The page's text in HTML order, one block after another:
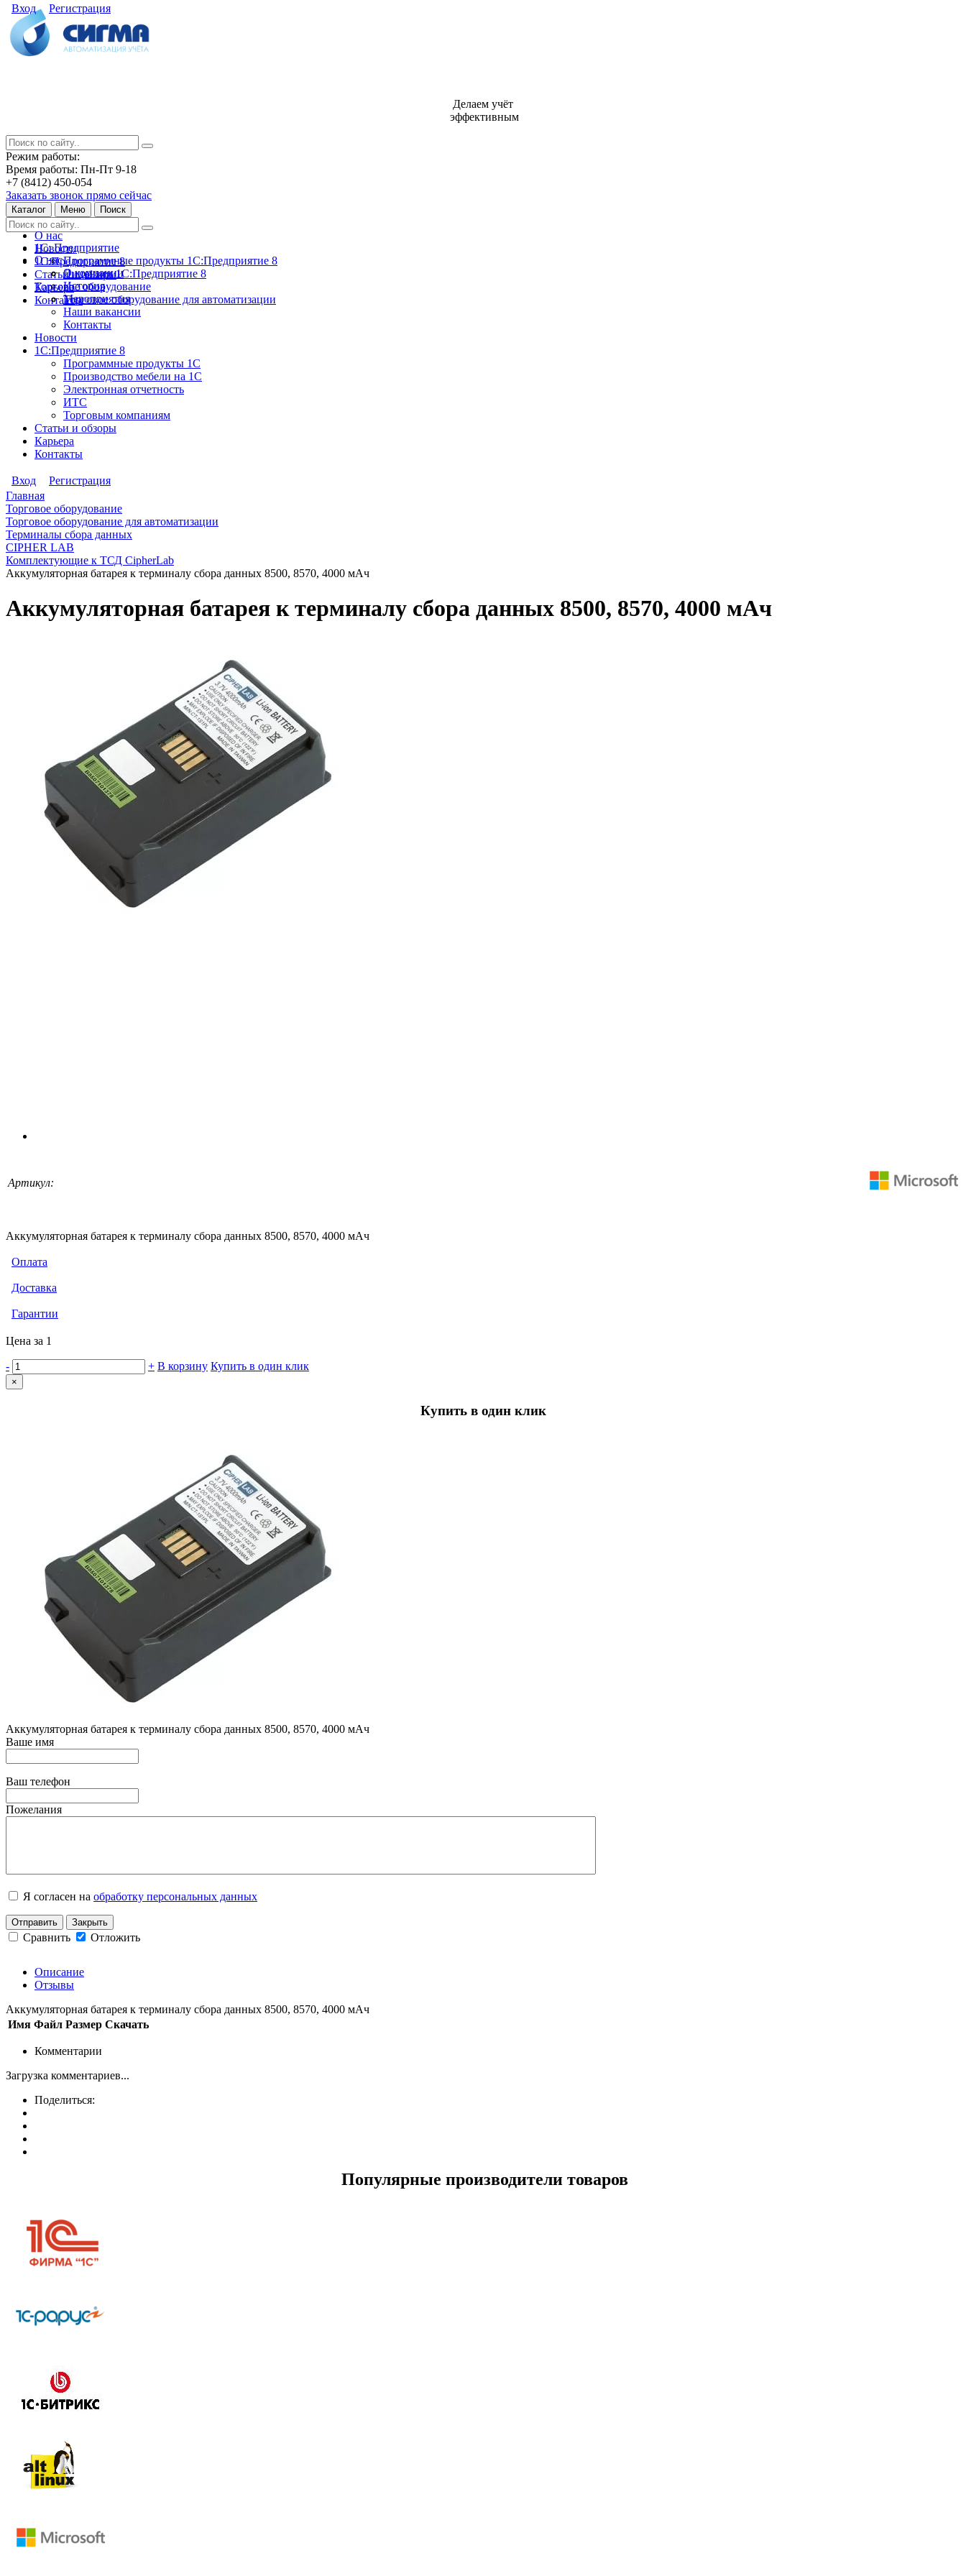
Вход Регистрация
Делаем учёт
эффективным
Режим работы:
Время работы: Пн-Пт 9-18
+7 (8412) 450-054
Заказать звонок прямо сейчас
Каталог Меню Поиск
О нас
Новости
1С:Предприятие 8
Статьи и обзоры
Карьера
Контакты
1С: Предприятие
Программные продукты 1С:Предприятие 8
Лицензии 1С:Предприятие 8
Торговое оборудование
Торговое оборудование для автоматизации
О нас
О компании
История
Мероприятия
Наши вакансии
Контакты
Новости
1С:Предприятие 8
Программные продукты 1С
Производство мебели на 1С
Электронная отчетность
ИТС
Торговым компаниям
Статьи и обзоры
Карьера
Контакты
Вход
Регистрация
Главная
Торговое оборудование
Торговое оборудование для автоматизации
Терминалы сбора данных
CIPHER LAB
Комплектующие к ТСД CipherLab
Аккумуляторная батарея к терминалу сбора данных 8500, 8570, 4000 мАч
Аккумуляторная батарея к терминалу сбора данных 8500, 8570, 4000 мАч
Артикул:
Аккумуляторная батарея к терминалу сбора данных 8500, 8570, 4000 мАч
Оплата
Доставка
Гарантии
Цена за 1
- + В корзину Купить в один клик
×
Купить в один клик
Аккумуляторная батарея к терминалу сбора данных 8500, 8570, 4000 мАч
Ваше имя
Ваш телефон
Пожелания
Я согласен на обработку персональных данных
Отправить Закрыть
Сравнить Отложить
Описание
Отзывы
Аккумуляторная батарея к терминалу сбора данных 8500, 8570, 4000 мАч
Имя Файл Размер Скачать
Комментарии
Загрузка комментариев...
Поделиться:
Популярные производители товаров